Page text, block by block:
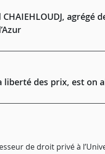
des prix, est on
de droit privé à